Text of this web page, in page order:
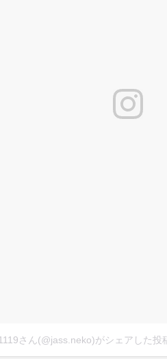
さん(@jass.neko)がシェアした投